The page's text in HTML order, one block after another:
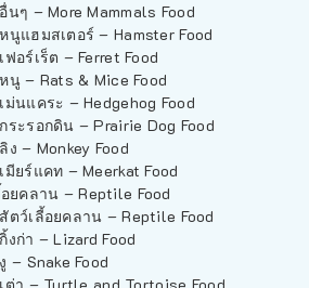
นๆ – More Mammals Food
นูแฮมสเตอร์ – Hamster Food
ฟอร์เร็ต – Ferret Food
นู – Rats & Mice Food
ม่นแคระ – Hedgehog Food
ระรอกดิน – Prairie Dog Food
ง – Monkey Food
มียร์แคท – Meerkat Food
ยคลาน – Reptile Food
ตว์เลี้อยคลาน – Reptile Food
งก่า – Lizard Food
– Snake Food